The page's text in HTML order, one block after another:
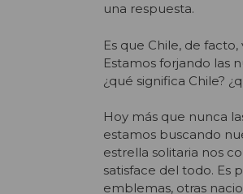
una respuesta.
Es que Chile, de
Estamos forjando las
¿qué significa Chile?
Hoy más que nunca
estamos buscando
estrella solitaria nos
satisface del todo. Es
emblemas, otras